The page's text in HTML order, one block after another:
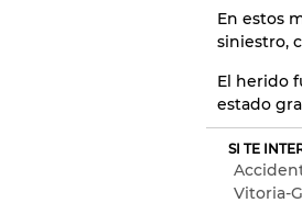
En estos
siniestro,
El herido
estado
SI TE
Vitoria-